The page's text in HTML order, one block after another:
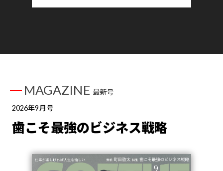
MAGAZINE 最新号
2026年9月号
歯こそ最強のビジネス戦略